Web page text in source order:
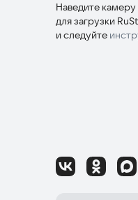
Наведите камеру
для загрузки
и следуйте